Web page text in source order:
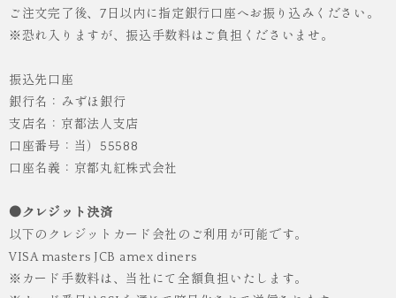
ご注文完了後、7日以内に指定銀行口座へお振り込みください。
※恐れ入りますが、振込手数料はご負担くださいませ。
振込先口座
銀行名：みずほ銀行
支店名：京都法人支店
口座番号：当）55588
口座名義：京都丸紅株式会社
●クレジット決済
以下のクレジットカード会社のご利用が可能です。
VISA masters JCB amex diners
※カード手数料は、当社にて全額負担いたします。